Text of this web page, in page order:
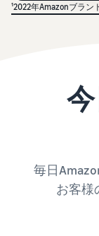
¹2022年Amazonブラ
毎日
お客様